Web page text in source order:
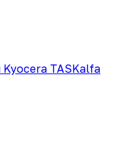
TASKalfa